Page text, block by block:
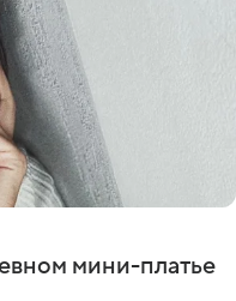
мини-платье